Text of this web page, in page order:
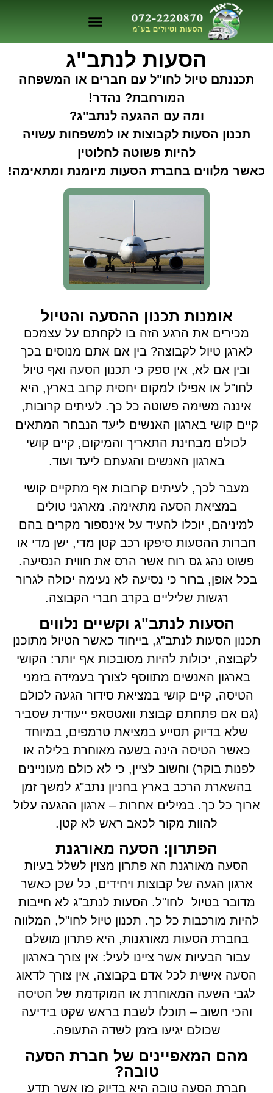
הסעות לנתב"ג
תכננתם טיול לחו"ל עם חברים או המשפחה
המורחבת? נהדר!
ומה עם ההגעה לנתב"ג?
תכנון הסעות לקבוצות או למשפחות עשויה
להיות פשוטה לחלוטין
כאשר מלווים בחברת הסעות מיומנת ומתאימה!
אומנות תכנון ההסעה והטיול
מכירים את הרגע הזה בו לקחתם על עצמכם
לארגן טיול לקבוצה? בין אם אתם מנוסים בכך
ובין אם לא, אין ספק כי תכנון הסעה ואף טיול
לחו"ל או אפילו למקום יחסית קרוב בארץ, היא
איננה משימה פשוטה כל כך. לעיתים קרובות,
קיים קושי בארגון האנשים ליעד הנבחר המתאים
לכולם מבחינת התאריך והמיקום, קיים קושי
בארגון האנשים והגעתם ליעד ועוד.
מעבר לכך, לעיתים קרובות אף מתקיים קושי
במציאת הסעה מתאימה. מארגני טולים
למיניהם, יוכלו להעיד על אינספור מקרים בהם
חברות ההסעות סיפקו רכב קטן מדי, ישן מדי או
פשוט נהג גס רוח אשר הרס את חווית הנסיעה.
בכל אופן, ברור כי נסיעה לא נעימה יכולה לגרור
רגשות שליליים בקרב חברי הקבוצה.
הסעות לנתב"ג וקשיים נלווים
תכנון הסעות לנתב"ג, בייחוד כאשר הטיול מתוכנן
לקבוצה, יכולות להיות מסובכות אף יותר: הקושי
בארגון האנשים מתווסף לצורך בעמידה בזמני
הטיסה, קיים קושי במציאת סידור הגעה לכולם
(גם אם פתחתם קבוצת וואטסאפ ייעודית שסביר
שלא בדיוק תסייע במציאת טרמפים, במיוחד
כאשר הטיסה הינה בשעה מאוחרת בלילה או
לפנות בוקר) וחשוב לציין, כי לא כולם מעוניינים
בהשארת הרכב בארץ בחניון נתב"ג למשך זמן
ארוך כל כך. במילים אחרות – ארגון ההגעה עלול
להוות מקור לכאב ראש לא קטן.
הפתרון: הסעה מאורגנת
הסעה מאורגנת הא פתרון מצוין לשלל בעיות
ארגון הגעה של קבוצות ויחידים, כל שכן כאשר
מדובר בטיול לחו"ל. הסעות לנתב"ג לא חייבות
להיות מורכבות כל כך. תכנון טיול לחו"ל, המלווה
בחברת הסעות מאורגנות, היא פתרון מושלם
עבור הבעיות אשר ציינו לעיל: אין צורך בארגון
הסעה אישית לכל אדם בקבוצה, אין צורך לדאוג
לגבי השעה המאוחרת או המוקדמת של הטיסה
והכי חשוב – תוכלו לשבת בראש שקט בידיעה
שכולם יגיעו בזמן לשדה התעופה.
מהם המאפיינים של חברת הסעה
טובה?
חברת הסעה טובה היא בדיוק כזו אשר תדע